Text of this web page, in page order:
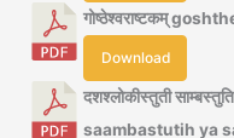
गोष्ठेश्वराष्टकम्
Download
दशश्लोकीस्तुती
saambastutih ya